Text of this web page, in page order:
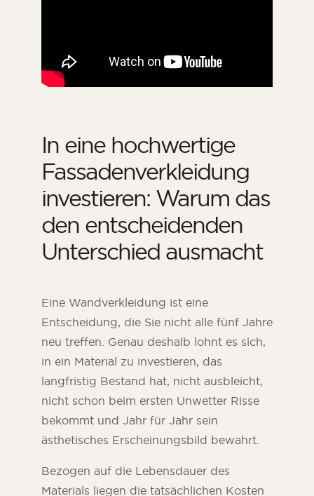
In eine hochwertige
Fassadenverkleidung
investieren: Warum das
den entscheidenden
Unterschied ausmacht
Eine Wandverkleidung ist eine
Entscheidung, die Sie nicht alle fünf Jahre
neu treffen. Genau deshalb lohnt es sich,
in ein Material zu investieren, das
langfristig Bestand hat, nicht ausbleicht,
nicht schon beim ersten Unwetter Risse
bekommt und Jahr für Jahr sein
ästhetisches Erscheinungsbild bewahrt.
Bezogen auf die Lebensdauer des
Materials liegen die tatsächlichen Kosten